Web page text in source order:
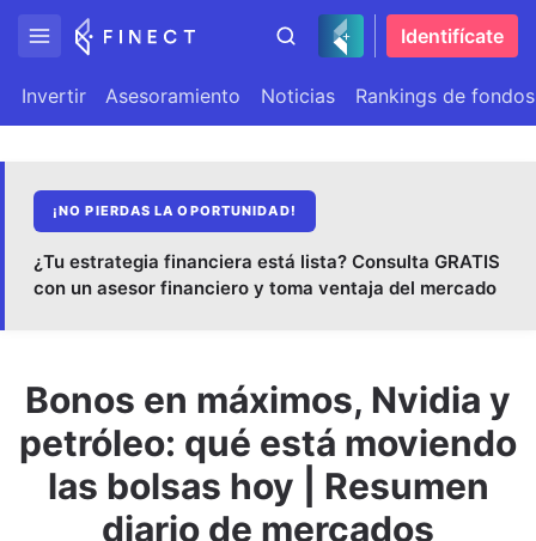
Identifícate
Invertir Asesoramiento Noticias Rankings de fondos
¡NO PIERDAS LA OPORTUNIDAD!
¿Tu estrategia financiera está lista? Consulta GRATIS
con un asesor financiero y toma ventaja del mercado
Bonos en máximos, Nvidia y
petróleo: qué está moviendo
las bolsas hoy | Resumen
diario de mercados